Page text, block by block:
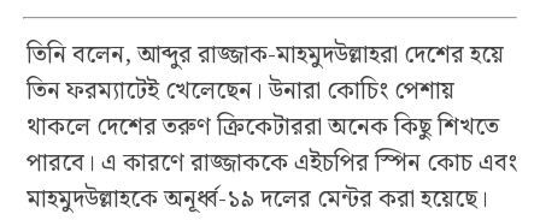
তিনি বলেন, আব্দুর রাজ্জাক-মাহমুদউল্লাহরা দেশের হয়ে
তিন ফরম্যাটেই খেলেছেন। উনারা কোচিং পেশায়
থাকলে দেশের তরুণ ক্রিকেটাররা অনেক কিছু শিখতে
পারবে। এ কারণে রাজ্জাককে এইচপির স্পিন কোচ এবং
মাহমুদউল্লাহকে অনূর্ধ্ব-১৯ দলের মেন্টর করা হয়েছে।